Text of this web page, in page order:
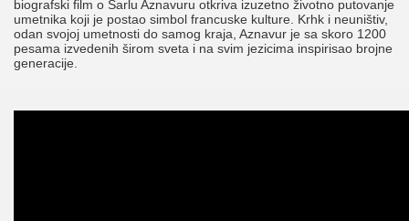
biografski film o Šarlu Aznavuru otkriva izuzetno životno putovanje
umetnika koji je postao simbol francuske kulture. Krhk i neuništiv,
odan svojoj umetnosti do samog kraja, Aznavur je sa skoro 1200
pesama izvedenih širom sveta i na svim jezicima inspirisao brojne
generacije.